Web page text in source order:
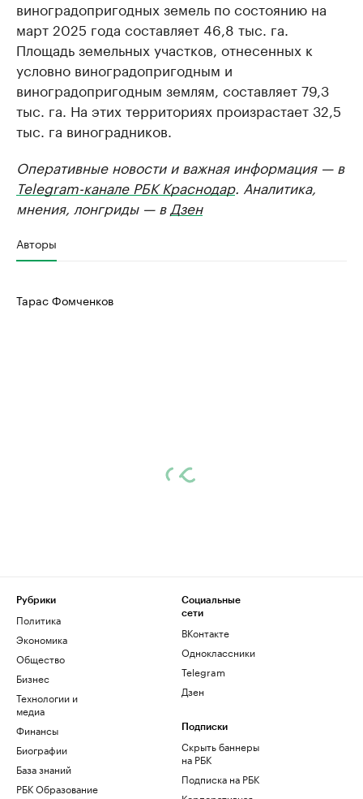
виноградопригодных земель по состоянию на
март 2025 года составляет 46,8 тыс. га.
Площадь земельных участков, отнесенных к
условно виноградопригодным и
виноградопригодным землям, составляет 79,3
тыс. га. На этих территориях произрастает 32,5
тыс. га виноградников.
Оперативные новости и важная информация — в
Telegram-канале РБК Краснодар. Аналитика,
мнения, лонгриды — в Дзен
Авторы
Тарас Фомченков
Рубрики
Политика
Экономика
Общество
Бизнес
Технологии и
медиа
Финансы
Биографии
База знаний
РБК Образование
Социальные
сети
ВКонтакте
Одноклассники
Telegram
Дзен
Подписки
Скрыть баннеры
на РБК
Подписка на РБК